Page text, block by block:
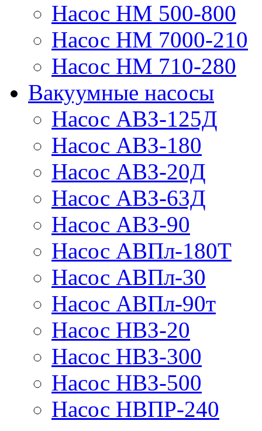
Насос НМ 500-800
Насос НМ 7000-210
Насос НМ 710-280
Вакуумные насосы
Насос АВЗ-125Д
Насос АВЗ-180
Насос АВЗ-20Д
Насос АВЗ-63Д
Насос АВЗ-90
Насос АВПл-180Т
Насос АВПл-30
Насос АВПл-90т
Насос НВЗ-20
Насос НВЗ-300
Насос НВЗ-500
Насос НВПР-240